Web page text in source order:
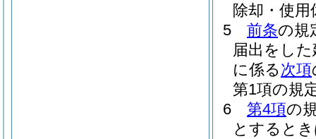
除却・使
5
前条の規
届出をし
に係る 次項
第1項の規
6
第4項の
とすると